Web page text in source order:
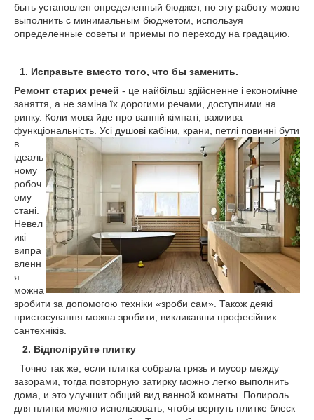
быть установлен определенный бюджет, но эту работу можно
выполнить с минимальным бюджетом, используя
определенные советы и приемы по переходу на градацию.
1. Исправьте вместо того, что бы заменить.
Ремонт старих речей - це найбільш здійсненне і економічне
заняття, а не заміна їх дорогими речами, доступними на
ринку. Коли мова йде про ванній кімнаті, важлива
функціональність. Усі душові кабіни, крани, петлі повинні бути
в
ідеаль
ному
робоч
ому
стані.
Невел
икі
випра
вленн
я
можна
зробити за допомогою техніки «зроби сам». Також деякі
пристосування можна зробити, викликавши професійних
сантехніків.
2. Відполіруйте плитку
Точно так же, если плитка собрала грязь и мусор между
зазорами, тогда повторную затирку можно легко выполнить
дома, и это улучшит общий вид ванной комнаты. Полироль
для плитки можно использовать, чтобы вернуть плитке блеск